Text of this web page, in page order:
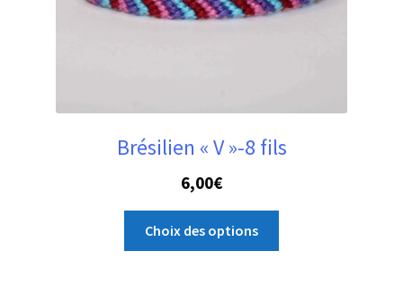
Brésilien « V »-8 fils
6,00€
Choix des options